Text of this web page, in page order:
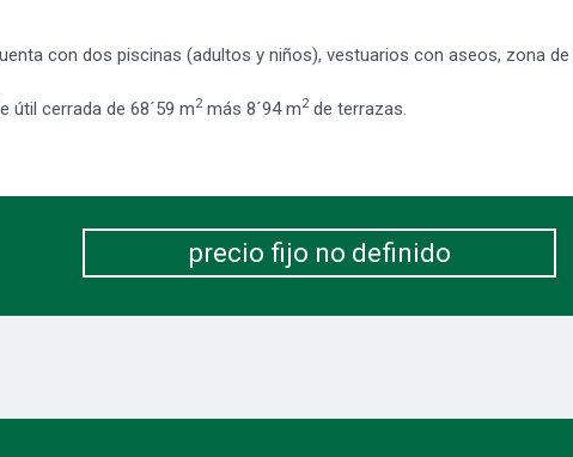
con dos piscinas (adultos y niños), vestuarios con aseos, zona
útil cerrada de 68´59 m2más 8´94 m2de terrazas.
precio fijo no definido